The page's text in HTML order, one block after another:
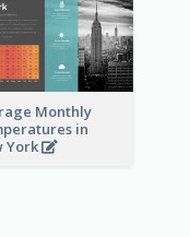
Monthly
in
York